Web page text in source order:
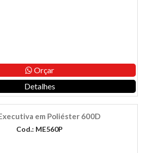
Orçar
Detalhes
em Poliéster 600D
Cod.: ME560P